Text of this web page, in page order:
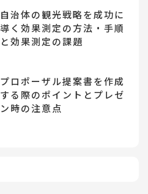
自治体の観光戦略を成功に
導く効果測定の方法・手順
と効果測定の課題
プロポーザル提案書を作成
する際のポイントとプレゼ
ン時の注意点